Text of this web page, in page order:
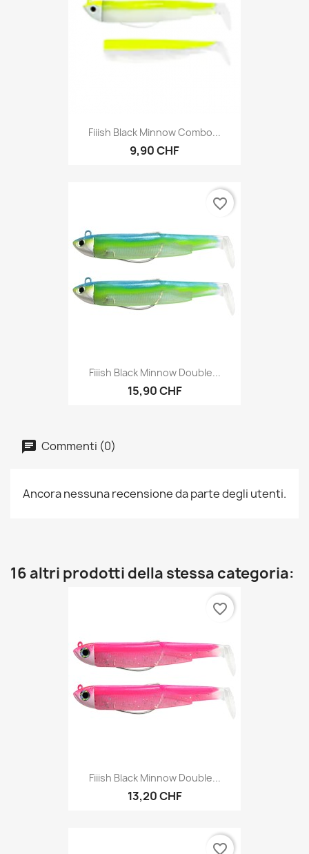
Fiiish Black Minnow Combo...
9,90 CHF
Fiiish Black Minnow Double...
15,90 CHF
favorite_border
Commenti (0)
Ancora nessuna recensione da parte degli utenti.
16 altri prodotti della stessa categoria:
Fiiish Black Minnow Double...
13,20 CHF
favorite_border
favorite_border